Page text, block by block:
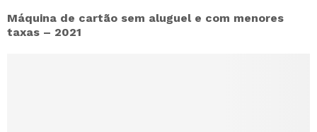
Máquina de cartão sem aluguel e com menores
taxas – 2021